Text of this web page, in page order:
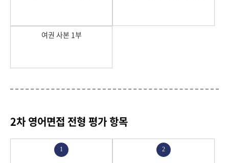
여권 사본 1부
2차 영어면접 전형 평가 항목
1 2